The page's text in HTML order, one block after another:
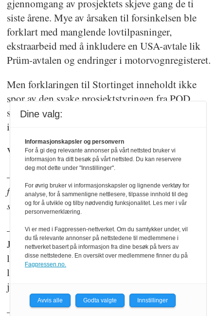
gjennomgang av prosjektets skjeve gang de ti
siste årene. Mye av årsaken til forsinkelsen ble
forklart med manglende lovtilpasninger,
ekstraarbeid med å inkludere en USA-avtale lik
Prüm-avtalen og endringer i motorvognregisteret.
Men forklaringen til Stortinget inneholdt ikke
spor av den svake prosjektstyringen fra POD,
som er grundig beskrevet i PODs egen
internrevisjon.
Vi stilte Vågslid følgende spørsmål:
– Hvordan ser du på at POD nå ser ut til å ha
fått Prüm-prosjektet tilbake på det opprinnelige
sporet?
– Det er i så fall bra, men det skulle bare mangle.
Jeg hadde forventet at ryddejobben hadde startet
langt tidligere. Vi har visst om disse problemene
lenge, og vi har tatt det opp med flere
justisministere.
– Har statsråden latt det gå for lang tid uten å
Dine valg:
Informasjonskapsler og personvern
For å gi deg relevante annonser på vårt nettsted bruker vi
informasjon fra ditt besøk på vårt nettsted. Du kan reservere
deg mot dette under "Innstillinger".
For øvrig bruker vi informasjonskapsler og lignende verktøy for
analyse, for å sammenligne nettlesere, tilpasse innhold til deg
og for å utvikle og tilby nødvendig funksjonalitet. Les mer i vår
personvernerklæring.
Vi er med i Fagpressen-nettverket. Om du samtykker under, vil
du få relevante annonser på nettstedene til medlemmene i
nettverket basert på informasjon fra dine besøk på tvers av
disse nettstedene. En oversikt over medlemmene finner du på
Fagpressen.no.
Avvis alle Godta valgte Innstillinger